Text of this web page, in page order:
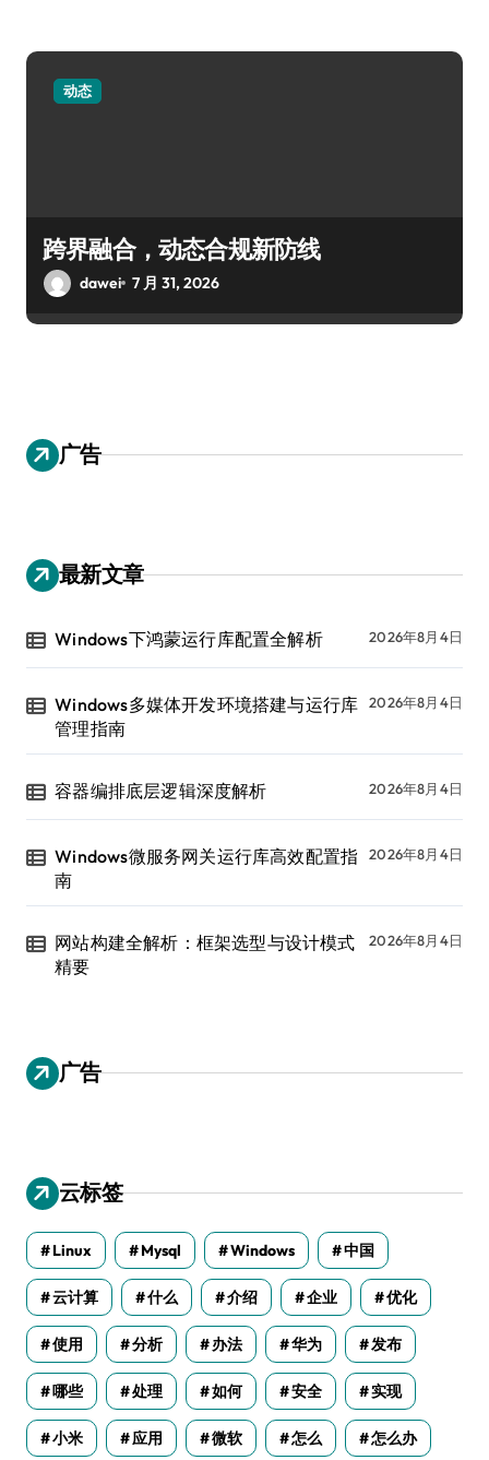
动态
跨界融合，动态合规新防线
dawei 7 月 31, 2026
广告
最新文章
Windows下鸿蒙运行库配置全解析 2026年8月4日
Windows多媒体开发环境搭建与运行库
管理指南
2026年8月4日
容器编排底层逻辑深度解析 2026年8月4日
Windows微服务网关运行库高效配置指
南
2026年8月4日
网站构建全解析：框架选型与设计模式
精要
2026年8月4日
广告
云标签
Linux Mysql Windows 中国
云计算 什么 介绍 企业 优化
使用 分析 办法 华为 发布
哪些 处理 如何 安全 实现
小米 应用 微软 怎么 怎么办